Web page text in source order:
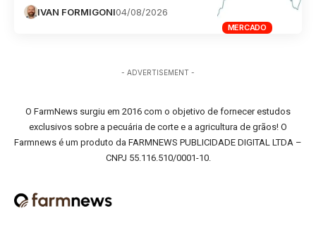
MERCADO
IVAN FORMIGONI04/08/2026
- ADVERTISEMENT -
O FarmNews surgiu em 2016 com o objetivo de fornecer estudos
exclusivos sobre a pecuária de corte e a agricultura de grãos! O
Farmnews é um produto da FARMNEWS PUBLICIDADE DIGITAL LTDA –
CNPJ 55.116.510/0001-10.